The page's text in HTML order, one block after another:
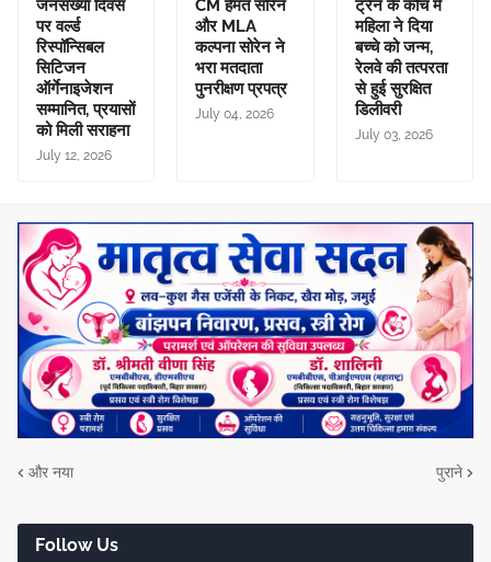
जनसंख्या दिवस
पर वर्ल्ड
रिस्पॉन्सिबल
सिटिजन
ऑर्गेनाइजेशन
सम्मानित, प्रयासों
को मिली सराहना
July 12, 2026
CM हेमंत सोरेन
और MLA
कल्पना सोरेन ने
भरा मतदाता
पुनरीक्षण प्रपत्र
July 04, 2026
ट्रेन के कोच में
महिला ने दिया
बच्चे को जन्म,
रेलवे की तत्परता
से हुई सुरक्षित
डिलीवरी
July 03, 2026
और नया पुराने
Follow Us